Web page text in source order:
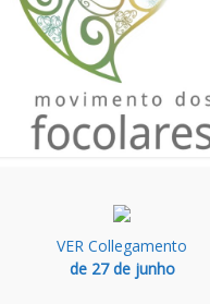
VER Collegamento
de 27 de junho